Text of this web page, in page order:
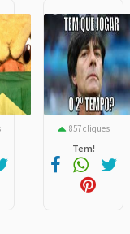
857 cliques
Tem!